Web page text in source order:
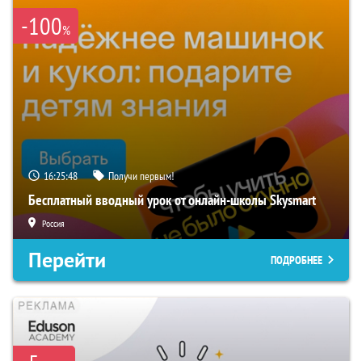
-100%
16:25:48 Получи первым!
Бесплатный вводный урок от онлайн-школы Skysmart
Россия
Перейти ПОДРОБНЕЕ